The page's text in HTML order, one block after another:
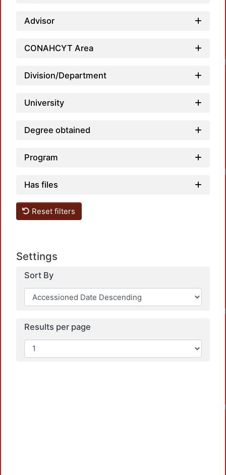
Advisor
CONAHCYT Area
Division/Department
University
Degree obtained
Program
Has files
Reset filters
Settings
Sort By
Results per page